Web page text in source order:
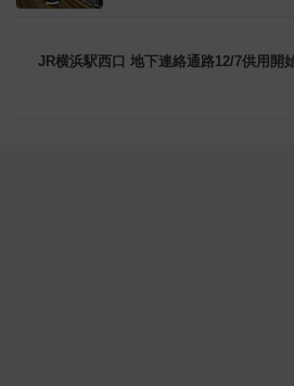
JR横浜駅西口 地下連絡通路12/7供用開